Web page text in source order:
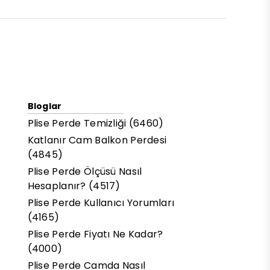
Bloglar
Plise Perde Temizliği (6460)
Katlanır Cam Balkon Perdesi
(4845)
Plise Perde Ölçüsü Nasıl
Hesaplanır? (4517)
Plise Perde Kullanıcı Yorumları
(4165)
Plise Perde Fiyatı Ne Kadar?
(4000)
Plise Perde Camda Nasıl